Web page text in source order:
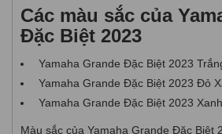
Các màu sắc của
Đặc Biệt 2023
Yamaha Grande Đặc Biệt 2023
Yamaha Grande Đặc Biệt 2023 Đỏ
Yamaha Grande Đặc Biệt 2023
Màu sắc của Yamaha Grande Đặc Biệt